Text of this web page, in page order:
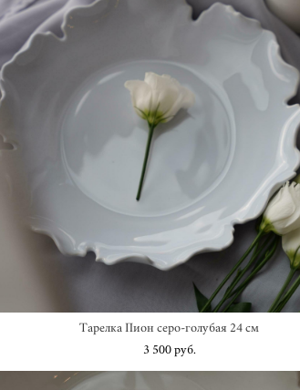
Тарелка Пион серо-голубая 24 см
3 500 pуб.